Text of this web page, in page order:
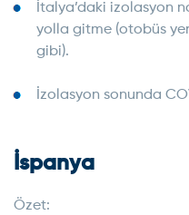
İtalya’daki izolasyon
yolla gitme (otobüs
gibi).
İzolasyon sonunda
İspanya
Özet: